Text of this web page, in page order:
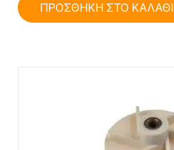
ΠΡΟΣΘΗΚΗ ΣΤΟ ΚΑΛΑΘΙ